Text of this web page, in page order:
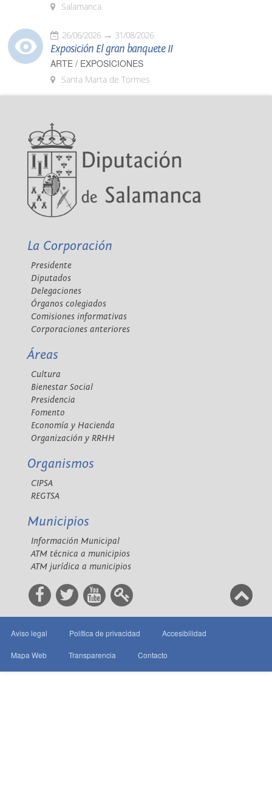
Salamanca
26/06/2026 31/08/2026
Exposición El gran banquete II
ARTE / EXPOSICIONES
Santa Marta de Tormes
La Corporación
Presidente
Diputados
Delegaciones
Órganos colegiados
Comisiones informativas
Corporaciones anteriores
Áreas
Cultura
Bienestar Social
Presidencia
Fomento
Economía y Hacienda
Organización y RRHH
Organismos
CIPSA
REGTSA
Municipios
Información Municipal
ATM técnica a municipios
ATM jurídica a municipios
Aviso legal Política de privacidad Accesibilidad
Mapa Web Transparencia Contacto